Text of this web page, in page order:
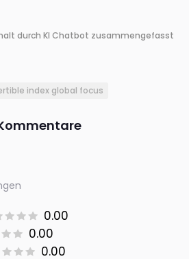
durch KI Chatbot zusammengefasst
index global focus
0.00
0.00
0.00